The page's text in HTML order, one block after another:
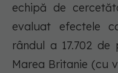
echipă de
evaluat efectele
rândul a 17.702
Marea Britanie (cu